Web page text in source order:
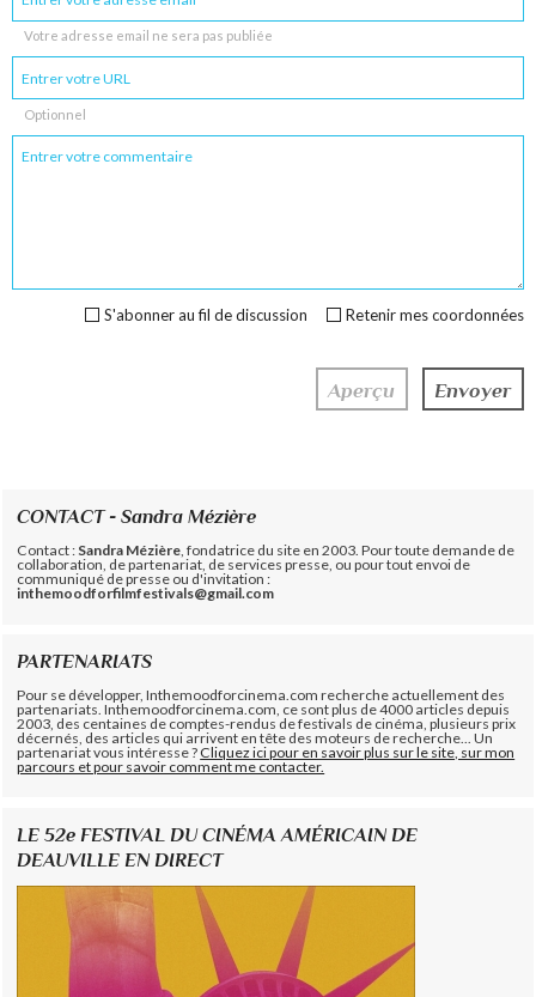
Votre adresse email ne sera pas publiée
Optionnel
Retenir mes coordonnées
S'abonner au fil de discussion
CONTACT - Sandra Mézière
Contact : Sandra Mézière , fondatrice du site en 2003. Pour toute demande de
collaboration, de partenariat, de services presse, ou pour tout envoi de
communiqué de presse ou d'invitation :
inthemoodforfilmfestivals@gmail.com
PARTENARIATS
Pour se développer, Inthemoodforcinema.com recherche actuellement des
partenariats. Inthemoodforcinema.com, ce sont plus de 4000 articles depuis
2003, des centaines de comptes-rendus de festivals de cinéma, plusieurs prix
décernés, des articles qui arrivent en tête des moteurs de recherche... Un
partenariat vous intéresse ?Cliquez ici pour en savoir plus sur le site, sur mon
parcours et pour savoir comment me contacter.
LE 52e FESTIVAL DU CINÉMA AMÉRICAIN DE
DEAUVILLE EN DIRECT